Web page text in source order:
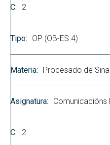
2
OP (OB-ES 4)
Procesado de
Comunicacións
2